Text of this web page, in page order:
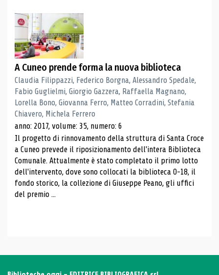
A Cuneo prende forma la nuova biblioteca
Claudia Filippazzi, Federico Borgna, Alessandro Spedale,
Fabio Guglielmi, Giorgio Gazzera, Raffaella Magnano,
Lorella Bono, Giovanna Ferro, Matteo Corradini, Stefania
Chiavero, Michela Ferrero
anno: 2017, volume: 35, numero: 6
Il progetto di rinnovamento della struttura di Santa Croce
a Cuneo prevede il riposizionamento dell'intera Biblioteca
Comunale. Attualmente è stato completato il primo lotto
dell'intervento, dove sono collocati la biblioteca 0-18, il
fondo storico, la collezione di Giuseppe Peano, gli uffici
del premio ...